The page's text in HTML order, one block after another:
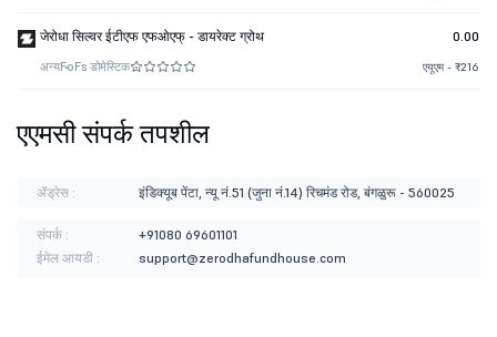
जेरोधा सिल्वर ईटीएफ एफओएफ् - डायरेक्ट ग्रोथ 0.00
अन्यFoFs डोमेस्टिक एयूएम - ₹216
एएमसी संपर्क तपशील
ॲड्रेस : इंडिक्यूब पेंटा, न्यू नं.51 (जुना नं.14) रिचमंड रोड, बंगळुरू - 560025
संपर्क :
+91080 69601101
ईमेल आयडी :
support@zerodhafundhouse.com